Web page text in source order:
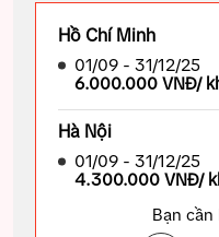
Hồ Chí Minh
01/09 - 31/12/25
6.000.000 VNĐ/
Hà Nội
01/09 - 31/12/25
4.300.000 VNĐ/
Bạn